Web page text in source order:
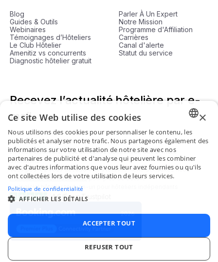
Blog
Guides & Outils
Webinaires
Témoignages d’Hôteliers
Le Club Hôtelier
Amenitiz vs concurrents
Diagnostic hôtelier gratuit
Parler À Un Expert
Notre Mission
Programme d'Affiliation
Carrières
Canal d'alerte
Statut du service
Recevez l’actualité hôtelière par e-
mail
En vous inscrivant, vous acceptez de recevoir des e-mails
d'Amenitiz.
Vous pouvez vous désabonner à tout moment. Consultez notre
Politique de confidentialitépour plus de détails.
Le logiciel hôtelier tout-en-un pour hôteliers indépendants
4.6/5 sur Trustpilot
×
Ce site Web utilise des cookies
Nous utilisons des cookies pour personnaliser le contenu, les
publicités et analyser notre trafic. Nous partageons également des
informations sur votre utilisation de notre site avec nos
partenaires de publicité et d'analyse qui peuvent les combiner
avec d'autres informations que vous leur avez fournies ou qu'ils
ont collectées lors de votre utilisation de leurs services.
Politique de confidentialité
AFFICHER LES DÉTAILS
ACCEPTER TOUT
REFUSER TOUT